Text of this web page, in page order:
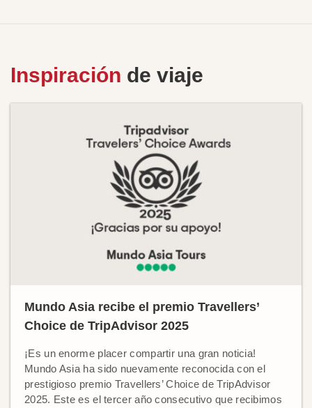
Inspiración de viaje
Mundo Asia recibe el premio Travellers’
Choice de TripAdvisor 2025
¡Es un enorme placer compartir una gran noticia!
Mundo Asia ha sido nuevamente reconocida con el
prestigioso premio Travellers’ Choice de TripAdvisor
2025. Este es el tercer año consecutivo que recibimos